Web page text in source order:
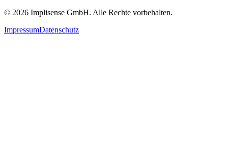
© 2026 Implisense GmbH. Alle Rechte vorbehalten.
ImpressumDatenschutz